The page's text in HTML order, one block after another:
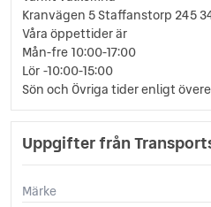
Kranvägen 5 Staffanstorp 245
Våra öppettider är
Mån-fre 10:00-17:00
Lör -10:00-15:00
Sön och Övriga tider enligt
Uppgifter från
Märke